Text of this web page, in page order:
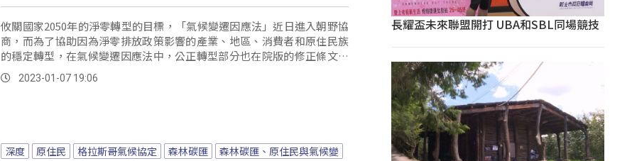
攸關國家2050年的淨零轉型的目標，「氣候變遷因應法」近日進入朝野協
商，而為了協助因為淨零排放政策影響的產業、地區、消費者和原住民族
的穩定轉型，在氣候變遷因應法中，公正轉型部分也在院版的修正條文中
納入原住民族，不過立委提到，政府應該要跟上國際腳步，承認原住民族
的自然主權，給予補償。
2023-01-07 19:06
深度 原住民 格拉斯哥氣候協定 森林碳匯
森林碳匯、原住民與氣候變
長耀盃未來聯盟開打 UBA和SBL同場競技